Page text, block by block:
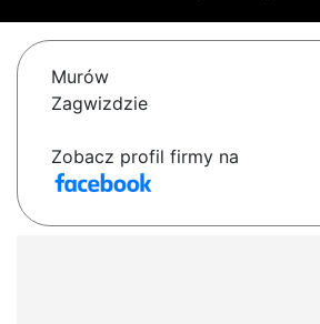
Murów
Zagwizdzie
Zobacz profil firmy na